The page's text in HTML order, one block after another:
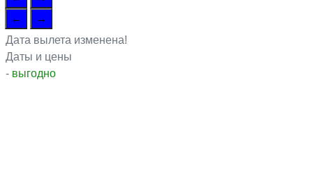
Дата вылета изменена!
Даты и цены
- выгодно